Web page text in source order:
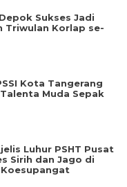
Sukses Jadi
Triwulan Korlap se-
Kota Tangerang
Muda Sepak
Luhur PSHT Pusat
Sirih dan Jago di
Koesupangat